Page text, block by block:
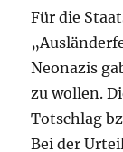
Für die
Neonazis
zu wollen.
Totschlag
Bei der